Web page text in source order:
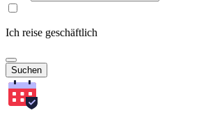
Ich reise geschäftlich
Suchen